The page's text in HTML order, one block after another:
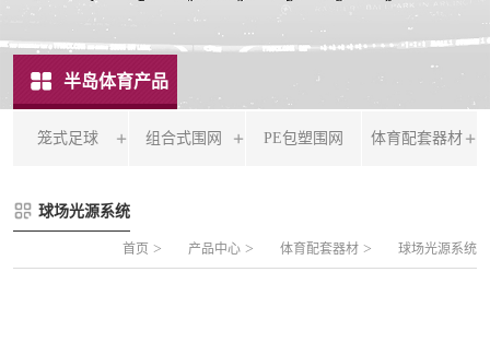
半岛体育产品
笼式足球
FLZ-B 夹芯板笼式足球
FLZ-C 半格栅笼式足球
组合式围网
片装组合式围网
PE包塑围网 体育配套器材
球场光源系统
首页 > 产品中心 > 体育配套器材 > 球场光源系统